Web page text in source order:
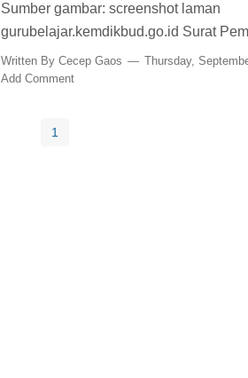
Sumber gambar: screenshot laman
gurubelajar.kemdikbud.go.id Surat
Written By Cecep Gaos
Thursday,
Add Comment
1